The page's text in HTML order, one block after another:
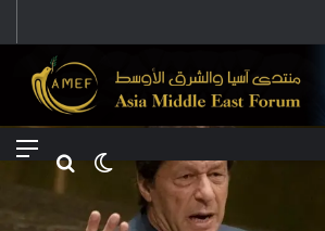
Menu Search for